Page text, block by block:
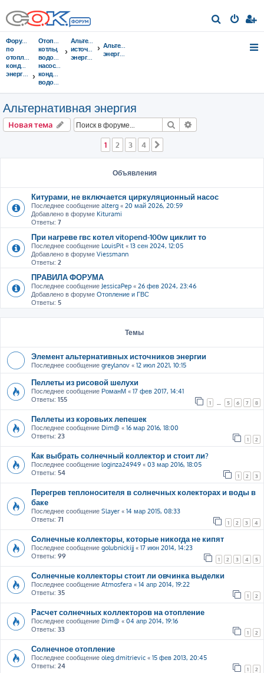
о
Форумы
по
отоплению,
кондиционированию,
энергосбережению
Отопительные
котлы,
водонагреватели,
насосы,
кондиционеры,
водоочистка...
Альтернативные
источники
энергии
Альтернативная
энергия
Альтернативная энергия
Новая тема Поиск
1 2 3 4
Объявления
Китурами, не включается циркуляционный насос
Последнее сообщение alterg « 20 май 2026, 20:59
Добавлено в форуме Kiturami
Ответы: 7
При нагреве гвс котел vitopend-100w циклит то
Последнее сообщение LouisPit « 13 сен 2024, 12:05
Добавлено в форуме Viessmann
Ответы: 2
ПРАВИЛА ФОРУМА
Последнее сообщение JessicaPep « 26 фев 2024, 23:46
Добавлено в форуме Отопление и ГВС
Ответы: 5
Темы
Элемент альтернативных источников энергии
Последнее сообщение greylanov « 12 июл 2021, 10:15
Пеллеты из рисовой шелухи
Последнее сообщение РоманМ « 17 фев 2017, 14:41
Ответы: 155 1 5 6 7 8
Пеллеты из коровьих лепешек
Последнее сообщение Dim@ « 16 мар 2016, 18:00
Ответы: 23 1 2
Как выбрать солнечный коллектор и стоит ли?
Последнее сообщение loginza24949 « 03 мар 2016, 18:05
Ответы: 54 1 2 3
Перегрев теплоносителя в солнечных колекторах и воды в
баке
Последнее сообщение Slayer « 14 мар 2015, 08:33
Ответы: 71 1 2 3 4
Солнечные коллекторы, которые никогда не кипят
Последнее сообщение golubnickijj « 17 июн 2014, 14:23
Ответы: 99 1 2 3 4 5
Солнечные коллекторы стоит ли овчинка выделки
Последнее сообщение Atmosfera « 14 апр 2014, 19:22
Ответы: 35 1 2
Расчет солнечных коллекторов на отопление
Последнее сообщение Dim@ « 04 апр 2014, 19:16
Ответы: 33 1 2
Солнечное отопление
Последнее сообщение oleg.dmitrievic « 15 фев 2013, 20:45
Ответы: 24 1 2